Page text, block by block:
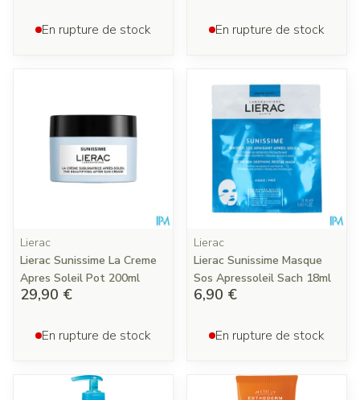
En rupture de stock En rupture de stock
Lierac
Lierac Sunissime La Creme
Apres Soleil Pot 200ml
29,90 €
En rupture de stock
Lierac
Lierac Sunissime Masque
Sos Apressoleil Sach 18ml
6,90 €
En rupture de stock